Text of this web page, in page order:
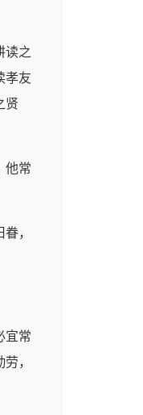
读之
孝友
贤
他常
，
宜常
，